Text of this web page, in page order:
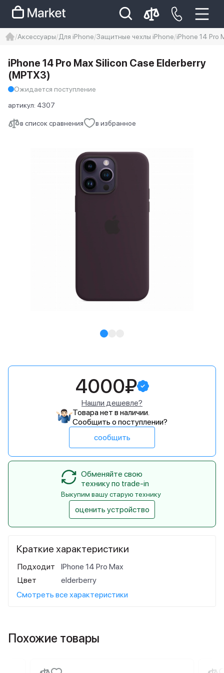
Iphone 14 pro max
айфон 14
Аксессуары Для iPhone Защитные чехлы iPhone iPhone 14 Pro
в список сравнения в избранное
iPhone 14 Pro Max Silicon Case Elderberry
(MPTX3)
Ожидается поступление
артикул: 4307
Краткие характеристики
Подходит
IPhone 14 Pro Max
Цвет
elderberry
Смотреть все характеристики
4000₽
Нашли дешевле?
Товара нет в наличии.
Сообщить о поступлении?
сообщить
Обменяйте свою
технику по trade-in
Выкупим вашу старую технику
оценить устройство
Похожие товары